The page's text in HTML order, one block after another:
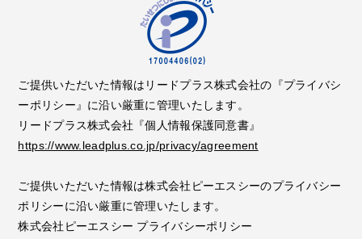
ご提供いただいた情報はリードプラス株式会社の『プライバシ
ーポリシー』に沿い厳重に管理いたします。
リードプラス株式会社『個人情報保護同意書』
https://www.leadplus.co.jp/privacy/agreement
ご提供いただいた情報は株式会社ピーエスシーのプライバシー
ポリシーに沿い厳重に管理いたします。
株式会社ピーエスシー プライバシーポリシー